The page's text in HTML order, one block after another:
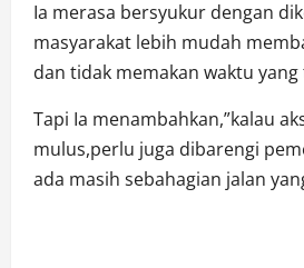
Ia merasa bersyukur dengan
masyarakat lebih mudah
dan tidak memakan waktu
Tapi Ia menambahkan,”kalau
mulus,perlu juga dibarengi
ada masih sebahagian jalan